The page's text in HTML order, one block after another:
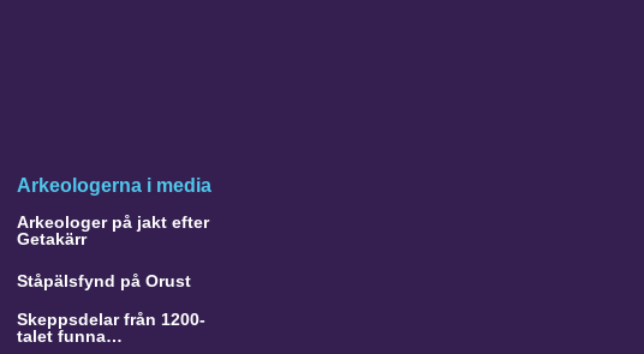
Arkeologerna i media
Arkeologer på jakt efter
Getakärr
Ståpälsfynd på Orust
Skeppsdelar från 1200-
talet funna…